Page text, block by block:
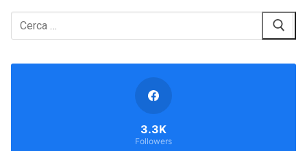
Cerca:
3.3K
Followers